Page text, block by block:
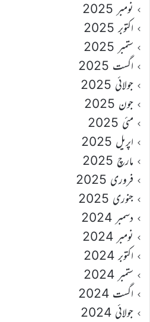
نومبر 2025
اکتوبر 2025
ستمبر 2025
اگست 2025
جولائی 2025
جون 2025
مئی 2025
اپریل 2025
مارچ 2025
فروری 2025
جنوری 2025
دسمبر 2024
نومبر 2024
اکتوبر 2024
ستمبر 2024
اگست 2024
جولائی 2024